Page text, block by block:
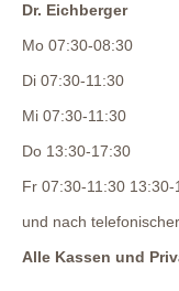
Dr. Eichberger
Mo 07:30-08:30
Di 07:30-11:30
Mi 07:30-11:30
Do 13:30-17:30
Fr 07:30-11:30 13:30-
und nach
Alle Kassen und